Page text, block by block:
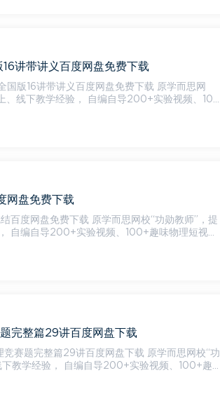
讲带讲义百度网盘免费下载
讲带讲义百度网盘免费下载 原学而思网
、线下教学经验， 自编自导200+实验视频、100
网盘免费下载
学而思网校“功勋教师”，提
自编自导200+实验视频、100+趣味物理短视
完整篇29讲百度网盘下载
篇29讲百度网盘下载 原学而思网校“功
教学经验， 自编自导200+实验视频、100+趣味